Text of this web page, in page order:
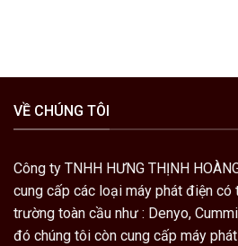
VỀ CHÚNG TÔI
Công ty TNHH HƯNG THỊNH
cung cấp các loại máy phát điện có
trường toàn cầu như : Denyo,
đó chúng tôi còn cung cấp máy